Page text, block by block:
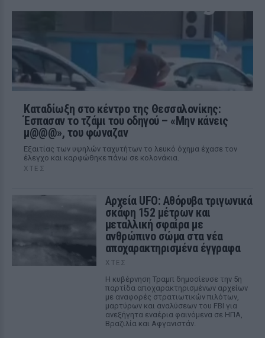
Καταδίωξη στο κέντρο της Θεσσαλονίκης:
Έσπασαν το τζάμι του οδηγού – «Μην κάνεις
μ@@@», του φώναζαν
Εξαιτίας των υψηλών ταχυτήτων το λευκό όχημα έχασε τον
έλεγχο και καρφώθηκε πάνω σε κολονάκια.
ΧΤΕΣ
Αρχεία UFO: Αθόρυβα τριγωνικά
σκάφη 152 μέτρων και
μεταλλική σφαίρα με
ανθρώπινο σώμα στα νέα
αποχαρακτηρισμένα έγγραφα
ΧΤΕΣ
Η κυβέρνηση Τραμπ δημοσίευσε την 5η
παρτίδα αποχαρακτηρισμένων αρχείων
με αναφορές στρατιωτικών πιλότων,
μαρτύρων και αναλύσεων του FBI για
ανεξήγητα εναέρια φαινόμενα σε ΗΠΑ,
Βραζιλία και Αφγανιστάν.